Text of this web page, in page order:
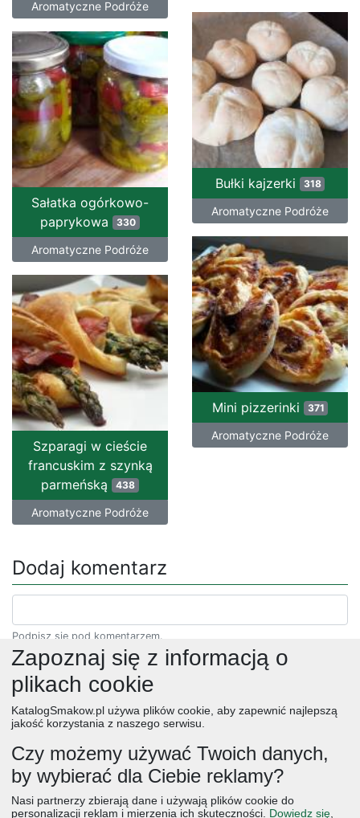
Aromatyczne Podróże
Bułki kajzerki 318
Aromatyczne Podróże
Sałatka ogórkowo-
paprykowa 330
Aromatyczne Podróże
Mini pizzerinki 371
Aromatyczne Podróże
Szparagi w cieście
francuskim z szynką
parmeńską 438
Aromatyczne Podróże
Dodaj komentarz
Podpisz się pod komentarzem.
salatki
boże narodzenie warzywa wielkanoc przekaski
Zapoznaj się z informacją o
plikach cookie
KatalogSmakow.pl używa plików cookie, aby zapewnić najlepszą
jakość korzystania z naszego serwisu.
Czy możemy używać Twoich danych,
by wybierać dla Ciebie reklamy?
Nasi partnerzy zbierają dane i używają plików cookie do
personalizacji reklam i mierzenia ich skuteczności. Dowiedz się